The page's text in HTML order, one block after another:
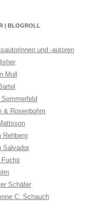
| BLOGROLL
und -autoren
Moll
& Rosenbohm
Rehberg
Salvador
Fuchs
Schäfer
C. Schauch